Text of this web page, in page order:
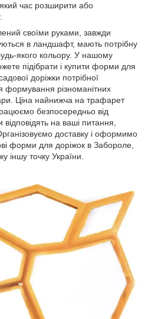
час розширити або
своїми руками, завжди
в ландшафт, мають потрібну
якого кольору. У нашому
підібрати і купити форми для
доріжки потрібної
формування різноманітних
Ціна найнижча на трафарет
безпосередньо від
на ваші питання,
доставку і оформимо
форми для доріжок в Забороле,
іншу точку України.